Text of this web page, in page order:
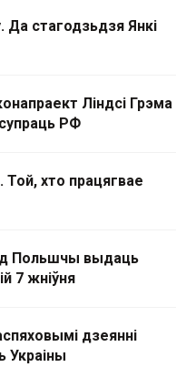
Да стагодзьдзя Янкі
Ліндсі Грэма
РФ
хто працягвае
Польшчы выдаць
7 жніўня
дзеянні
Украіны